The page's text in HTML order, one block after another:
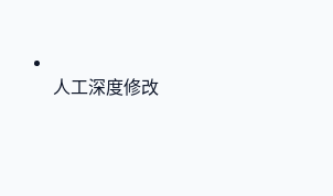
人工深度修改